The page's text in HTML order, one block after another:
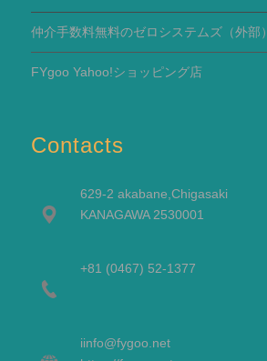
仲介手数料無料のゼロシステムズ（外部）
FYgoo Yahoo!ショッピング店
Contacts
629-2 akabane,Chigasaki
KANAGAWA 2530001
+81 (0467) 52-1377
iinfo@fygoo.net